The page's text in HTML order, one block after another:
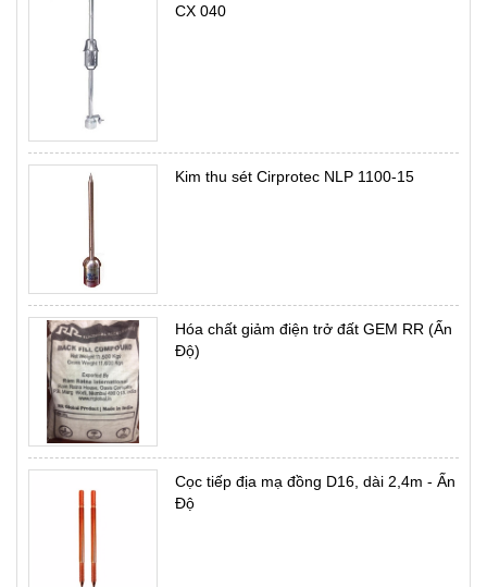
CX 040
Kim thu sét Cirprotec NLP 1100-15
Hóa chất giảm điện trở đất GEM RR (Ấn
Độ)
Cọc tiếp địa mạ đồng D16, dài 2,4m - Ấn
Độ